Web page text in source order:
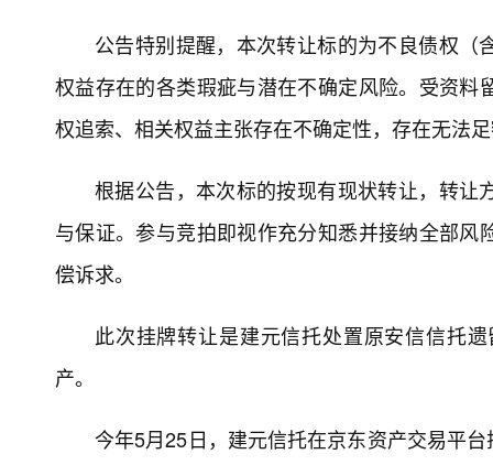
公告特别提醒，本次转让标的为不良债权
权益存在的各类瑕疵与潜在不确定风险。受资
权追索、相关权益主张存在不确定性，存在无法
根据公告，本次标的按现有现状转让，转
与保证。参与竞拍即视作充分知悉并接纳全部
偿诉求。
此次挂牌转让是建元信托处置原安信信托
产。
今年5月25日，建元信托在京东资产交易平